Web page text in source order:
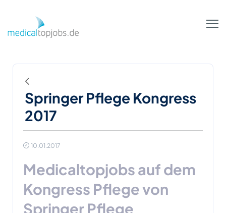
Zurück
Springer Pflege Kongress
2017
10.01.2017
Medicaltopjobs auf dem
Kongress Pflege von
Springer Pflege